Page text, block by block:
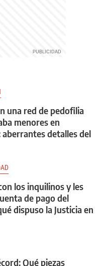
una red de pedofilia
menores en
detalles del
los inquilinos y les
de pago del
dispuso la Justicia en
Qué piezas